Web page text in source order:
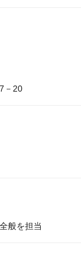
－20
般を担当